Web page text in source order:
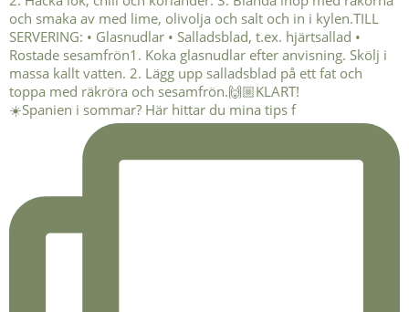
☀️Spanien i sommar? Här hittar du mina tips f